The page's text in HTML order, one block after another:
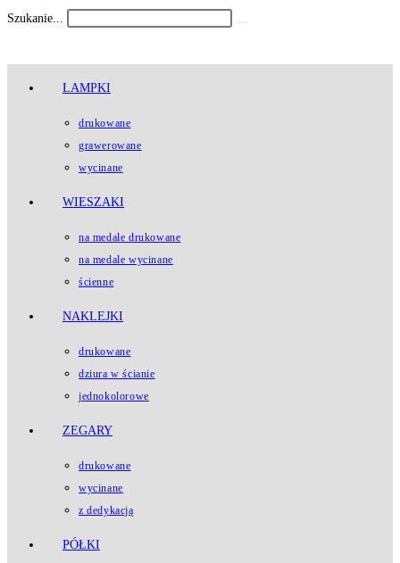
Koniec
Szukanie...
LAMPKI
drukowane
grawerowane
wycinane
WIESZAKI
na medale drukowane
na medale wycinane
ścienne
NAKLEJKI
drukowane
dziura w ścianie
jednokolorowe
ZEGARY
drukowane
wycinane
z dedykacją
PÓŁKI